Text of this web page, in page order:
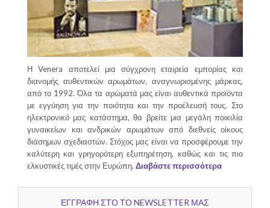
Η Venera αποτελεί μια σύγχρονη εταιρεία εμπορίας και
διανομής αυθεντικών αρωμάτων, αναγνωρισμένης μάρκας,
από το 1992. Όλα τα αρώματά μας είναι αυθεντικά προϊόντα
με εγγύηση για την ποιότητα και την προέλευσή τους. Στο
ηλεκτρονικό μας κατάστημα, θα βρείτε μια μεγάλη ποικιλία
γυναικείων και ανδρικών αρωμάτων από διεθνείς οίκους
διάσημων σχεδιαστών. Στόχος μας είναι να προσφέρουμε την
καλύτερη και γρηγορότερη εξυπηρέτηση, καθώς και τις πιο
ελκυστικές τιμές στην Ευρώπη. Διαβάστε περισσότερα
ΕΓΓΡΑΦΗ ΣΤΟ ΤΟ NEWSLETTER ΜΑΣ